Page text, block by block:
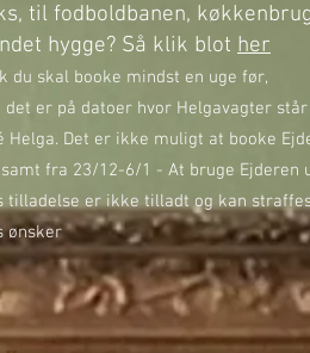
til fodboldbanen,
hygge? Så klik blot her
du skal booke mindst en uge før,
det er på datoer hvor Helgavagter
Helga. Det er ikke muligt at booke
fra 23/12-6/1 - At bruge Ejderen
tilladelse er ikke tilladt og kan
ønsker